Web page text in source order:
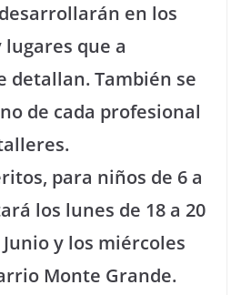
en los
que a
detallan. También se
de cada profesional
para niños de 6 a
los lunes de 18 a 20
y los miércoles
Monte Grande.